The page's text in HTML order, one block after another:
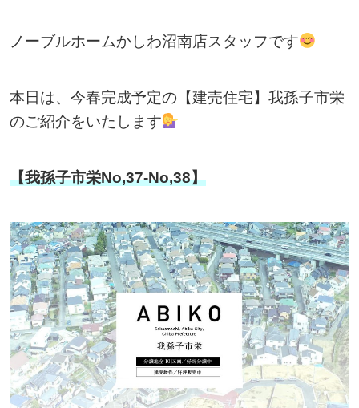
ノーブルホームかしわ沼南店スタッフです
本日は、今春完成予定の【建売住宅】我孫子市栄
のご紹介をいたします
【我孫子市栄No,37-No,38】